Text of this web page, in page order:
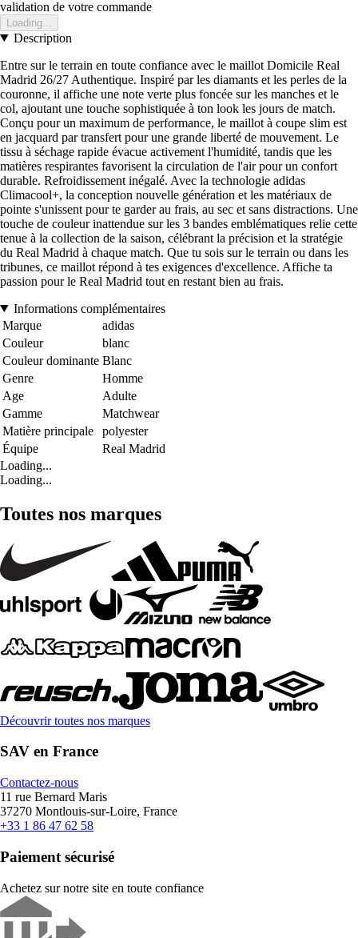
validation de votre commande
Loading...
Description
Entre sur le terrain en toute confiance avec le maillot Domicile Real
Madrid 26/27 Authentique. Inspiré par les diamants et les perles de la
couronne, il affiche une note verte plus foncée sur les manches et le
col, ajoutant une touche sophistiquée à ton look les jours de match.
Conçu pour un maximum de performance, le maillot à coupe slim est
en jacquard par transfert pour une grande liberté de mouvement. Le
tissu à séchage rapide évacue activement l'humidité, tandis que les
matières respirantes favorisent la circulation de l'air pour un confort
durable. Refroidissement inégalé. Avec la technologie adidas
Climacool+, la conception nouvelle génération et les matériaux de
pointe s'unissent pour te garder au frais, au sec et sans distractions. Une
touche de couleur inattendue sur les 3 bandes emblématiques relie cette
tenue à la collection de la saison, célébrant la précision et la stratégie
du Real Madrid à chaque match. Que tu sois sur le terrain ou dans les
tribunes, ce maillot répond à tes exigences d'excellence. Affiche ta
passion pour le Real Madrid tout en restant bien au frais.
Informations complémentaires
Marque
adidas
Couleur
blanc
Couleur dominante Blanc
Genre
Homme
Age
Adulte
Gamme
Matchwear
Matière principale
polyester
Équipe
Real Madrid
Loading...
Loading...
Toutes nos marques
Découvrir toutes nos marques
SAV en France
Contactez-nous
11 rue Bernard Maris
37270 Montlouis-sur-Loire, France
+33 1 86 47 62 58
Paiement sécurisé
Achetez sur notre site en toute confiance